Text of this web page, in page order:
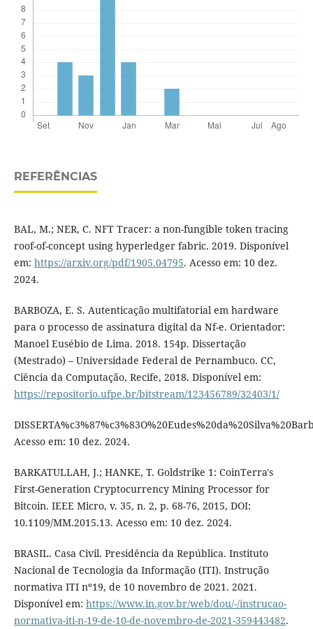
REFERÊNCIAS
BAL, M.; NER, C. NFT Tracer: a non-fungible token tracing
roof-of-concept using hyperledger fabric. 2019. Disponível
em: https://arxiv.org/pdf/1905.04795. Acesso em: 10 dez.
2024.
BARBOZA, E. S. Autenticação multifatorial em hardware
para o processo de assinatura digital da Nf-e. Orientador:
Manoel Eusébio de Lima. 2018. 154p. Dissertação
(Mestrado) – Universidade Federal de Pernambuco. CC,
Ciência da Computação, Recife, 2018. Disponível em:
https://repositorio.ufpe.br/bitstream/123456789/32403/1/
Acesso em: 10 dez. 2024.
BARKATULLAH, J.; HANKE, T. Goldstrike 1: CoinTerra's
First-Generation Cryptocurrency Mining Processor for
Bitcoin. IEEE Micro, v. 35, n. 2, p. 68-76, 2015, DOI:
10.1109/MM.2015.13. Acesso em: 10 dez. 2024.
BRASIL. Casa Civil. Presidência da República. Instituto
Nacional de Tecnologia da Informação (ITI). Instrução
normativa ITI nº19, de 10 novembro de 2021. 2021.
Disponível em: https://www.in.gov.br/web/dou/-/instrucao-
normativa-iti-n-19-de-10-de-novembro-de-2021-359443482.